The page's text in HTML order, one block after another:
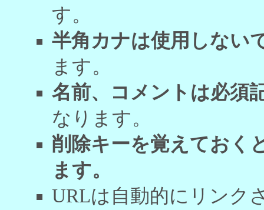
す。
半角カナは使用しない
ます。
名前、コメントは必須
なります。
削除キーを覚えておく
ます。
URLは自動的にリンク